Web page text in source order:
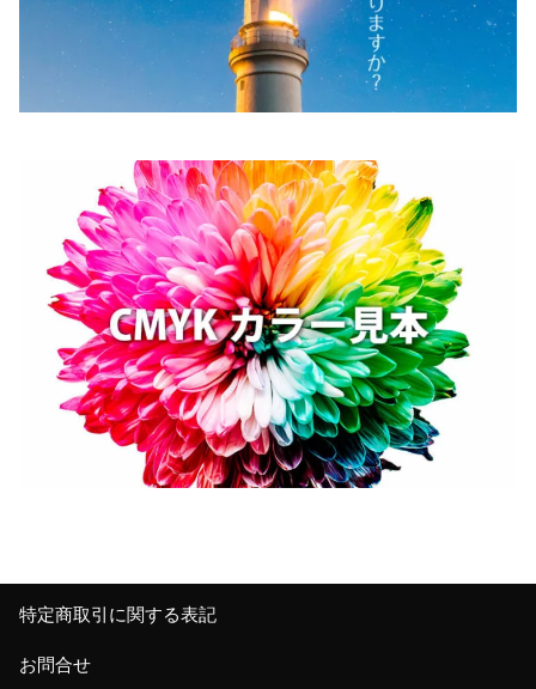
特定商取引に関する表記
お問合せ